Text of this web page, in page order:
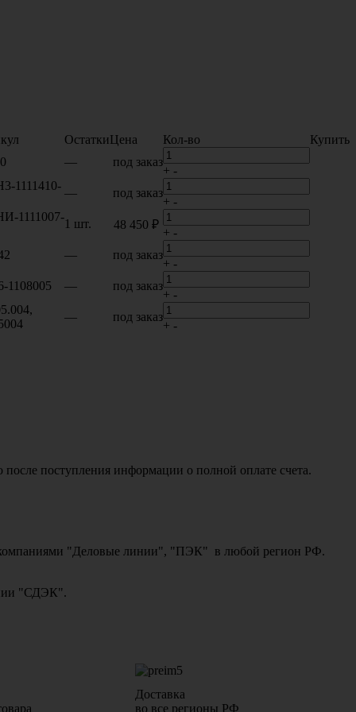
ОстаткиЦена Кол-во
Купить
— под заказ
+ -
1111410-
— под заказ
+ -
1111007-
1 шт. 48 450 ₽
+ -
— под заказ
+ -
1108005 — под заказ
+ -
— под заказ
+ -
поступления информации о полной оплате счета.
компаниями "Деловые линии", "ПЭК" в любой регион РФ.
"СДЭК".
Доставка
во все регионы РФ